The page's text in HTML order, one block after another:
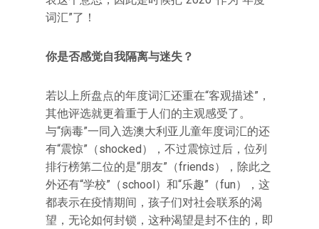
词汇”了！
你是否感觉自我隔离与迷失？
若以上所盘点的年度词汇还重在“客观描述”，
其他评选就更着重于人们的主观感受了。
与“病毒”一同入选澳大利亚儿童年度词汇的还
有“震惊”（shocked），不过震惊过后，位列
排行榜第二位的是“朋友”（friends），除此之
外还有“学校”（school）和“乐趣”（fun），这
都表示在疫情期间，孩子们对社会联系的渴
望，无论如何封锁，这种渴望是封不住的，即